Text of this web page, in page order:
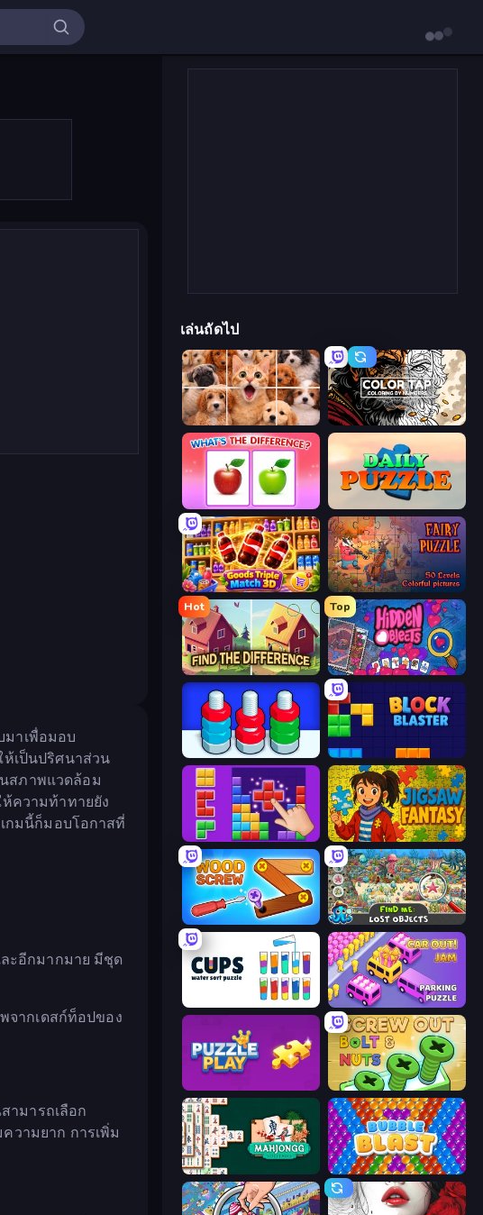
มาเพื่อมอบ
เป็นปริศนาส่วน
สภาพแวดล้อม
ความท้าทายยัง
กมนี้ก็มอบโอกาสที่
ะอีกมากมาย มีชุด
จากเดสก์ท็อปของ
ามารถเลือก
วามยาก การเพิ่ม
เล่นถัดไป
Jigpic Solitaire Color Tap: Coloring by Numbers
What's The Difference? Daily Puzzle
Goods Triple Match 3D Fairy Puzzle
Hot
Find The Difference
Top
Hidden Objects
Block Blaster
BlockBuster Puzzle Jigsaw Fantasy
Wood Screw: Bolts Puzzle Find Me: Lost Objects
Cups - Water Sort Puzzle Car OUT! Jam Parking Puzzle
Screw Out: Bolts and Nuts
Mahjongg Solitaire Bubble Blast